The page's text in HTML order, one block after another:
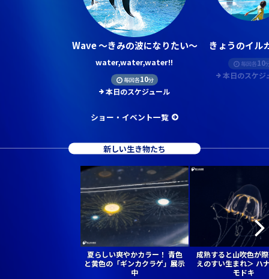
Wave ～きみの波になりたい～
water,water,water!!
毎回各10分
本日のスケジュール
きょうのイル
毎回各10
本日のスケジ
ショー・イベント一覧
新しい生き物たち
夏らしい爽やかカラー！ 青色
と黄色の「ギンカクラゲ」展示
中
成熟すると山吹色が
えのすい生まれ＞ ハ
モドキ